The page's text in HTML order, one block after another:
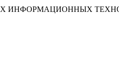
ИНФОРМАЦИОННЫХ